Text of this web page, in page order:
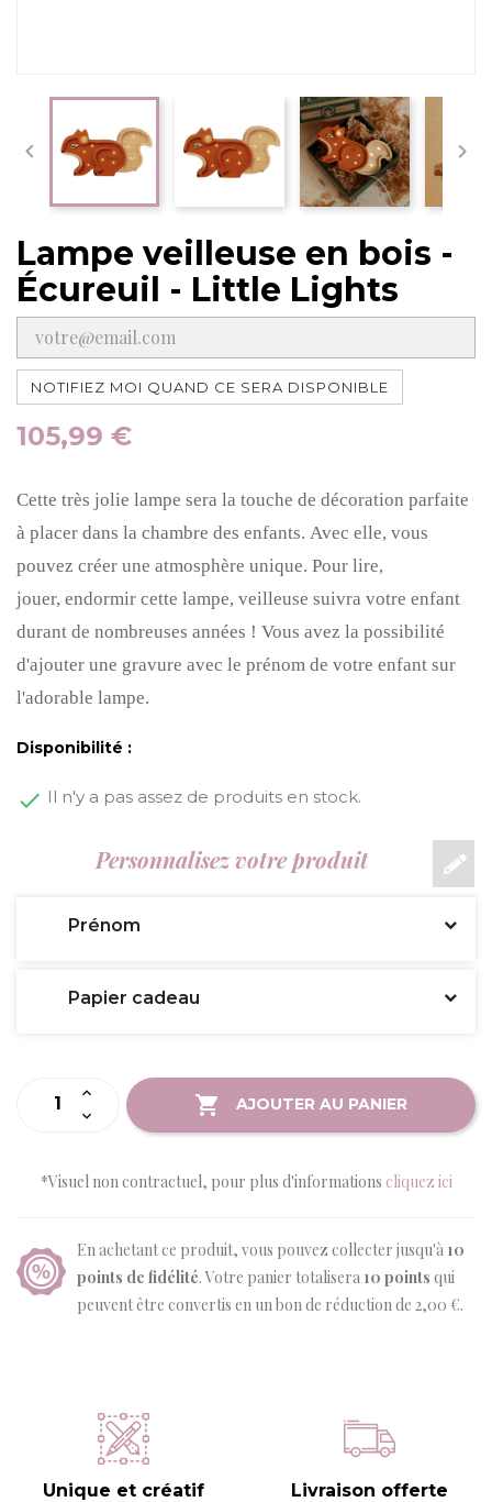
 
Lampe veilleuse en bois -
Écureuil - Little Lights
NOTIFIEZ MOI QUAND CE SERA DISPONIBLE
105,99 €
Cette très jolie lampe sera la touche de décoration parfaite
à placer dans la chambre des enfants. Avec elle, vous
pouvez créer une atmosphère unique. Pour lire,
jouer, endormir cette lampe, veilleuse suivra votre enfant
durant de nombreuses années ! Vous avez la possibilité
d'ajouter une gravure avec le prénom de votre enfant sur
l'adorable lampe.
Disponibilité :
Il n'y a pas assez de produits en stock.
Personnalisez votre produit
Prénom
Papier cadeau
AJOUTER AU PANIER
*Visuel non contractuel, pour plus d'informations cliquez ici
En achetant ce produit, vous pouvez collecter jusqu'à 10
points de fidélité. Votre panier totalisera 10 points qui
peuvent être convertis en un bon de réduction de 2,00 €.
Unique et créatif
Livraison offerte